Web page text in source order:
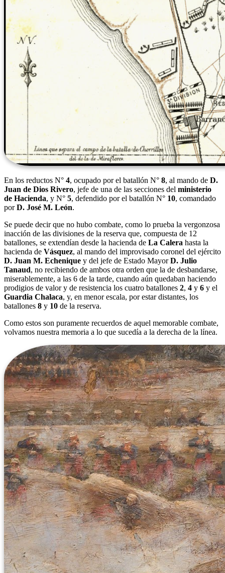
En los reductos N° 4, ocupado por el batallón N° 8, al mando de D.
Juan de Dios Rivero, jefe de una de las secciones del ministerio
de Hacienda, y N° 5, defendido por el batallón N° 10, comandado
porD. José M. León.
Se puede decir que no hubo combate, como lo prueba la vergonzosa
inacción de las divisiones de la reserva que, compuesta de 12
batallones, se extendían desde la hacienda de La Calera hasta la
hacienda de Vásquez, al mando del improvisado coronel del ejército
D. Juan M. Echenique y del jefe de Estado MayorD. Julio
Tanaud, no recibiendo de ambos otra orden que la de desbandarse,
miserablemente, a las 6 de la tarde, cuando aún quedaban haciendo
prodigios de valor y de resistencia los cuatro batallones 2, 4 y 6 y el
Guardia Chalaca, y, en menor escala, por estar distantes, los
batallones 8 y 10 de la reserva.
Como estos son puramente recuerdos de aquel memorable combate,
volvamos nuestra memoria a lo que sucedía a la derecha de la línea.